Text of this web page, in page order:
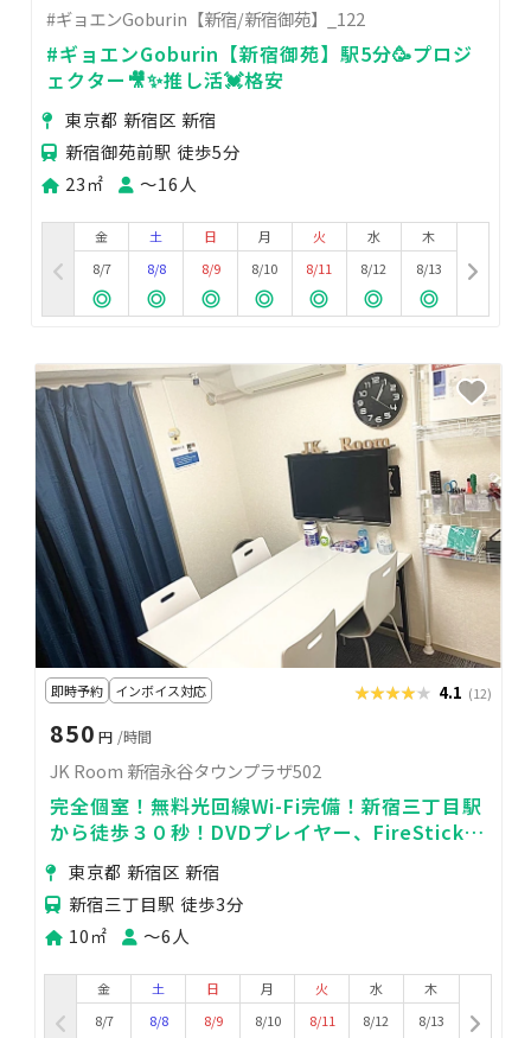
#ギョエンGoburin【新宿/新宿御苑】_122
#ギョエンGoburin【新宿御苑】駅5分🥳プロジ
ェクター🎥✨推し活💓格安
東京都 新宿区 新宿
新宿御苑前駅 徒歩5分
23㎡
〜16人
金
8/7
土
8/8
日
8/9
月
8/10
火
8/11
水
8/12
木
8/13
即時予約 インボイス対応 ★★★★★
★★★★★ 4.1 (12)
850 円 /時間
JK Room 新宿永谷タウンプラザ502
完全個室！無料光回線Wi-Fi完備！新宿三丁目駅
から徒歩３０秒！DVDプレイヤー、FireStickあ
り！BS、地上波視聴可！
東京都 新宿区 新宿
新宿三丁目駅 徒歩3分
10㎡
〜6人
金
8/7
土
8/8
日
8/9
月
8/10
火
8/11
水
8/12
木
8/13